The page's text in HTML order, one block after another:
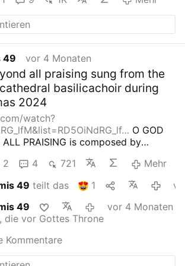
49 vor 4 Monaten
all praising sung from the
basilicachoir during
2024
watch?
O GOD
ALL PRAISING is composed by
by the Manila Cathedral Basilica
the Christmas Mass 2024
the Offertory Song Lyrics:
O God
praising, we worship you today
and
amazing
that songs cannot repay;
only wonder at every gift you send,
without number
your word,
2 4 721
Mehr
49 teilt das 1
49
vor 4 Monaten
die vor Gottes Throne
Kommentare